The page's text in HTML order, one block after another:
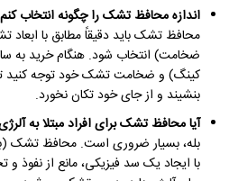
اندازه محافظ تشک را چگونه انتخاب
محافظ تشک باید دقیقاً مطابق با
ضخامت) انتخاب شود. هنگام خرید به
کینگ) و ضخامت تشک خود توجه کنید
بنشیند و از جای خود تکان نخورد.
آیا محافظ تشک برای افراد مبتلا به
بله، بسیار ضروری است. محافظ تشک
با ایجاد یک سد فیزیکی، مانع از نفوذ و